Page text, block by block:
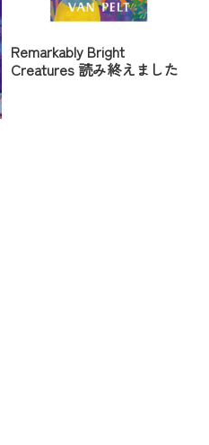
Remarkably Bright
Creatures 読み終えました